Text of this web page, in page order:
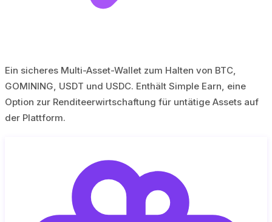
Ein sicheres Multi-Asset-Wallet zum Halten von BTC,
GOMINING, USDT und USDC. Enthält Simple Earn, eine
Option zur Renditeerwirtschaftung für untätige Assets auf
der Plattform.